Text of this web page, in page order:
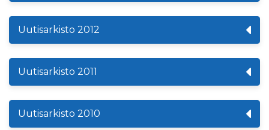
Uutisarkisto 2012
Uutisarkisto 2011
Uutisarkisto 2010